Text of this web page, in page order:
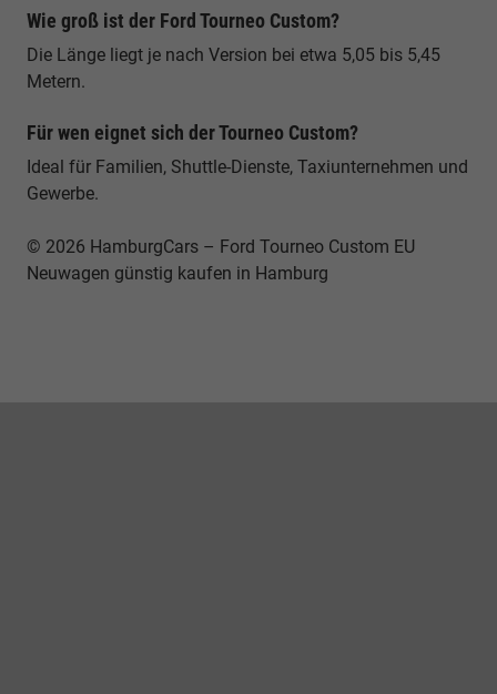
Wie groß ist der Ford Tourneo Custom?
Die Länge liegt je nach Version bei etwa 5,05 bis 5,45
Metern.
Für wen eignet sich der Tourneo Custom?
Ideal für Familien, Shuttle-Dienste, Taxiunternehmen und
Gewerbe.
© 2026 HamburgCars – Ford Tourneo Custom EU
Neuwagen günstig kaufen in Hamburg